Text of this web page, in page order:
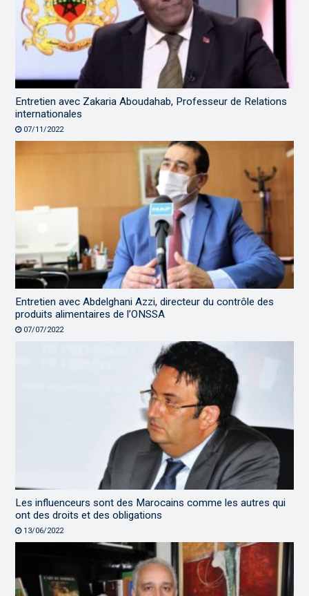
Entretien avec Zakaria Aboudahab, Professeur de Relations
internationales
07/11/2022
Entretien avec Abdelghani Azzi, directeur du contrôle des
produits alimentaires de l’ONSSA
07/07/2022
Les influenceurs sont des Marocains comme les autres qui
ont des droits et des obligations
13/06/2022